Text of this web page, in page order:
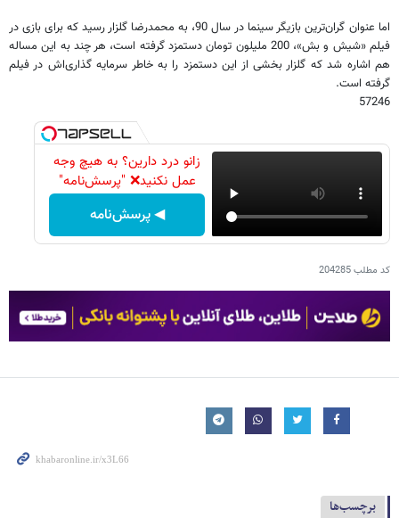
اما عنوان گران‌ترین بازیگر سینما در سال 90، به محمدرضا گلزار رسید که برای بازی در
فیلم «شیش و بش»، 200 ملیلون تومان دستمزد گرفته است، هر چند به این مساله
هم اشاره شد که گلزار بخشی از این دستمزد را به خاطر سرمایه گذاری‌اش در فیلم
گرفته است.
57246
زانو درد دارین؟ به هیچ وجه
عمل نکنید❌ "پرسش‌نامه"
◀ پرسش‌نامه
کد مطلب204285
برچسب‌ها